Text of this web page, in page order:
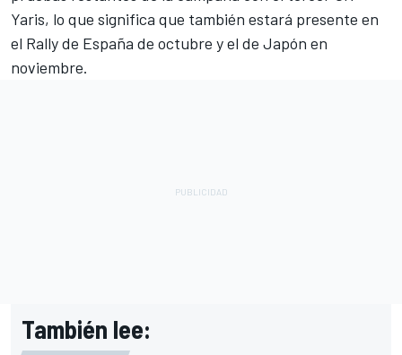
Yaris, lo que significa que también estará presente en
el Rally de España de octubre y el de Japón en
noviembre.
También lee: